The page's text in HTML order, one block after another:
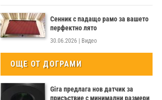
Сенник с падащо рамо за вашето
перфектно лято
30.06.2026 Видео
ОЩЕ ОТ ДОГРАМИ
Gira предлага нов датчик за
присъствие с минимални размери